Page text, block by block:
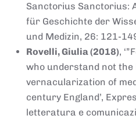
Sanctorius Sanctorius:
für Geschichte der
und Medizin, 26: 121-
Rovelli, Giulia (2018),
who understand not the
vernacularization of
century England’,
letteratura e